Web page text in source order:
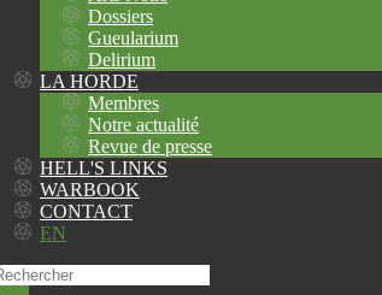
Dossiers
Gueularium
Delirium
LA HORDE
Membres
Notre actualité
Revue de presse
HELL'S LINKS
WARBOOK
CONTACT
EN